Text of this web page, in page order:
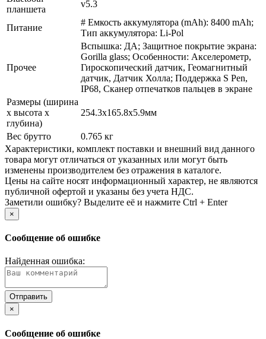
планшета
v5.3
Питание
# Емкость аккумулятора (mAh): 8400 mAh;
Тип аккумулятора: Li-Pol
Прочее
Вспышка: ДА; Защитное покрытие экрана:
Gorilla glass; Особенности: Акселерометр,
Гироскопический датчик, Геомагнитный
датчик, Датчик Холла; Поддержка S Pen,
IP68, Сканер отпечатков пальцев в экране
Размеры (ширина
х высота х
глубина)
254.3x165.8x5.9мм
Вес брутто
0.765 кг
Xарактеристики, комплект поставки и внешний вид данного
товара могут отличаться от указанных или могут быть
изменены производителем без отражения в каталоге.
Цены на сайте носят информационный характер, не являются
публичной офертой и указаны без учета НДС.
Заметили ошибку? Выделите её и нажмите Ctrl + Enter
×
Сообщение об ошибке
Найденная ошибка:
×
Сообщение об ошибке